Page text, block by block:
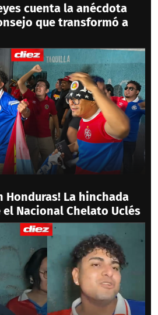
cuenta la anécdota
que transformó a
Honduras! La hinchada
el Nacional Chelato Uclés